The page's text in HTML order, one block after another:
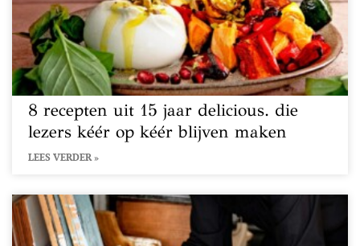
8 recepten uit 15 jaar delicious. die
lezers kéér op kéér blijven maken
LEES VERDER »